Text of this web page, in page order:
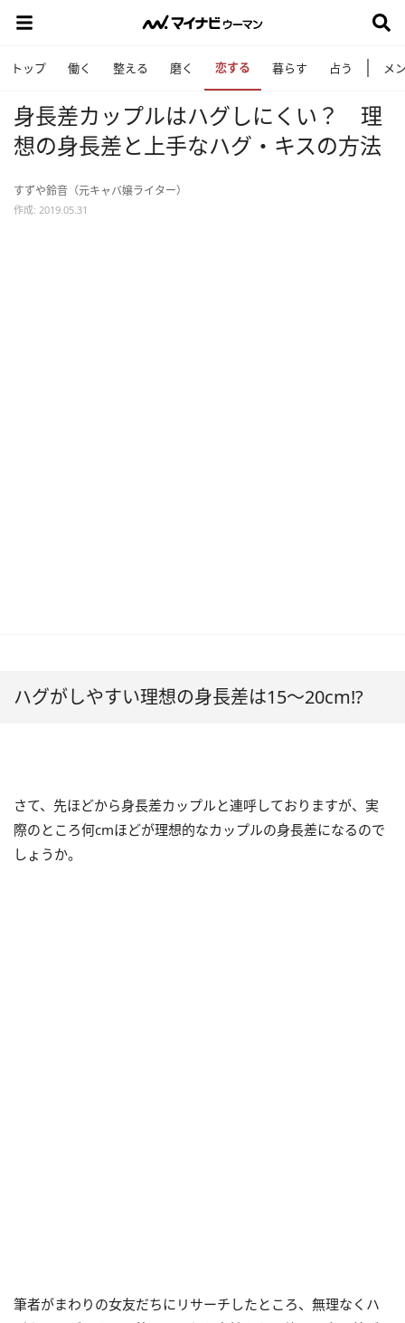
トップ 働く 整える 磨く 恋する 暮らす 占う メ
身長差カップルはハグしにくい？ 理
想の身長差と上手なハグ・キスの方法
すずや鈴音（元キャバ嬢ライター）
作成: 2019.05.31
ハグがしやすい理想の身長差は15～20cm⁉
さて、先ほどから身長差カップルと連呼しておりますが、実
際のところ何cmほどが理想的なカップルの身長差になるので
しょうか。
筆者がまわりの女友だちにリサーチしたところ、無理なくハ